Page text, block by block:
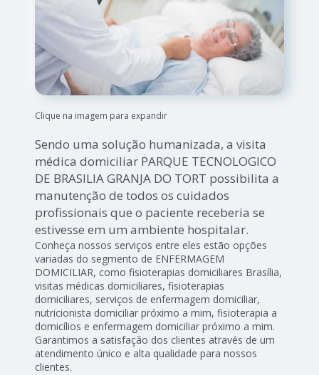
Clique na imagem para expandir
Sendo uma solução humanizada, a visita
médica domiciliar PARQUE TECNOLOGICO
DE BRASILIA GRANJA DO TORT possibilita a
manutenção de todos os cuidados
profissionais que o paciente receberia se
estivesse em um ambiente hospitalar.
Conheça nossos serviços entre eles estão opções
variadas do segmento de ENFERMAGEM
DOMICILIAR, como fisioterapias domiciliares Brasília,
visitas médicas domiciliares, fisioterapias
domiciliares, serviços de enfermagem domiciliar,
nutricionista domiciliar próximo a mim, fisioterapia a
domicílios e enfermagem domiciliar próximo a mim.
Garantimos a satisfação dos clientes através de um
atendimento único e alta qualidade para nossos
clientes.